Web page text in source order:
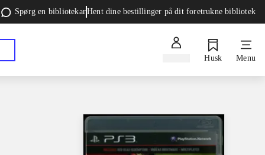
Spørg en bibliotekarHent dine bestillinger på dit foretrukne bibliotek
Husk Menu